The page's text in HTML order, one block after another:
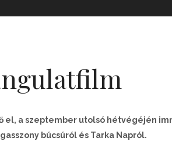
el, a szeptember utolsó hétvégéjén
búcsúról és Tarka Napról.